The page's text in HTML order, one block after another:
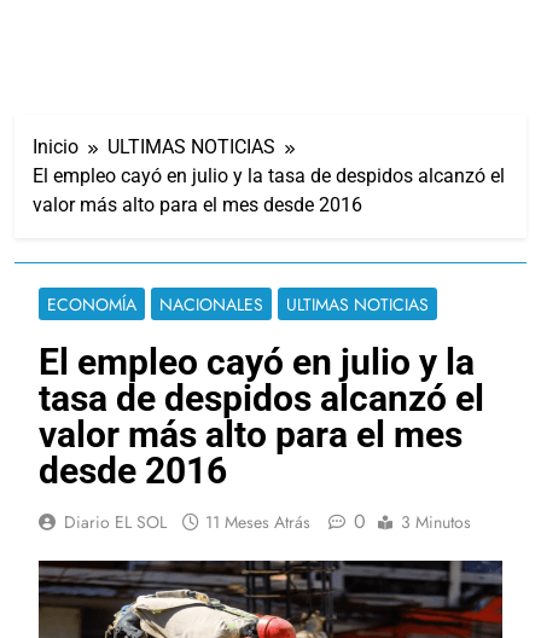
Inicio
ULTIMAS NOTICIAS
El empleo cayó en julio y la tasa de despidos alcanzó el
valor más alto para el mes desde 2016
ECONOMÍA NACIONALES ULTIMAS NOTICIAS
El empleo cayó en julio y la
tasa de despidos alcanzó el
valor más alto para el mes
desde 2016
Diario EL SOL 11 Meses Atrás 0 3 Minutos